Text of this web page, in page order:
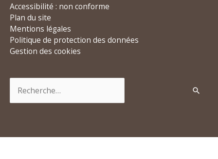
Accessibilité : non conforme
Plan du site
Mentions légales
Politique de protection des données
Gestion des cookies